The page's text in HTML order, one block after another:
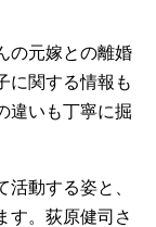
の元嫁との離婚
に関する情報も
違いも丁寧に掘
動する姿と、
す。荻原健司さ